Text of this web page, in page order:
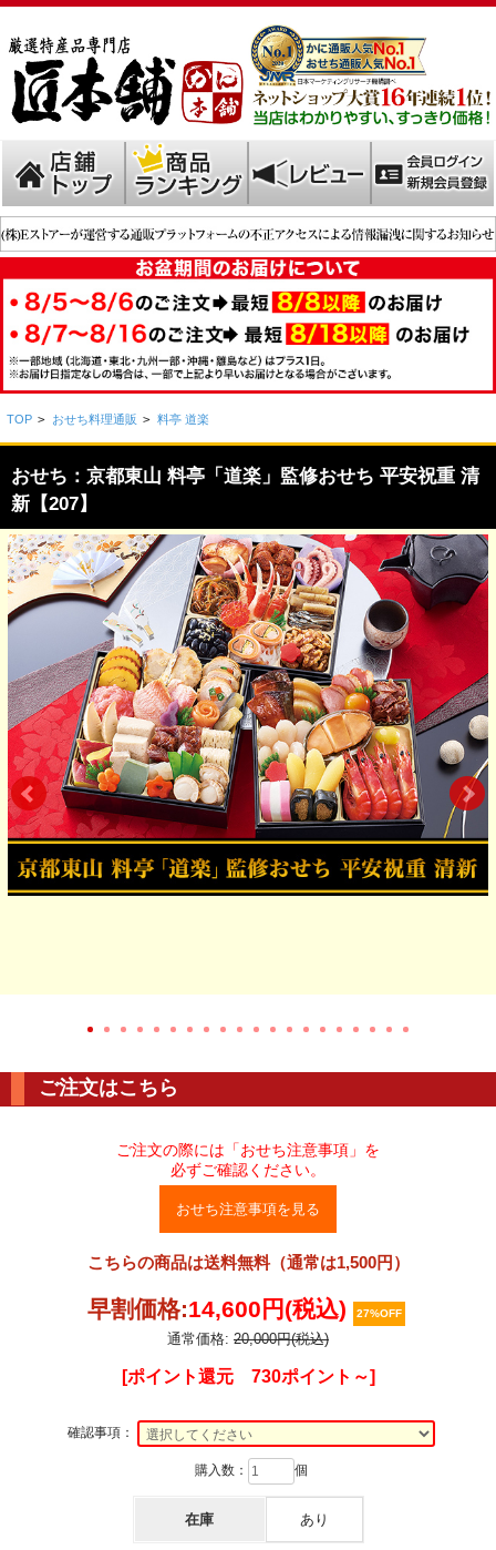
TOP > おせち料理通販 > 料亭 道楽
おせち：京都東山 料亭「道楽」監修おせち 平安祝重 清
新【207】
ご注文はこちら
ご注文の際には「おせち注意事項」を
必ずご確認ください。
おせち注意事項を見る
こちらの商品は送料無料（通常は1,500円）
早割価格:14,600円(税込) 27%OFF
通常価格: 20,000円(税込)
[ポイント還元 730ポイント～]
確認事項：
購入数： 個
在庫 あり